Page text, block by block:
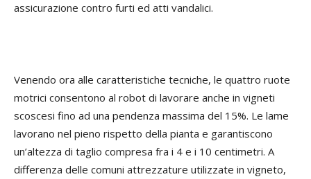
assicurazione contro furti ed atti vandalici.
Venendo ora alle caratteristiche tecniche, le quattro ruote
motrici consentono al robot di lavorare anche in vigneti
scoscesi fino ad una pendenza massima del 15%. Le lame
lavorano nel pieno rispetto della pianta e garantiscono
un’altezza di taglio compresa fra i 4 e i 10 centimetri. A
differenza delle comuni attrezzature utilizzate in vigneto,